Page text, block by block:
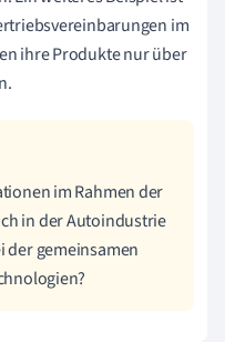
im
ihre Produkte nur über
im Rahmen der
in der Autoindustrie
der gemeinsamen